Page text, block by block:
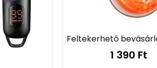
Feltekerhető
1 390 Ft